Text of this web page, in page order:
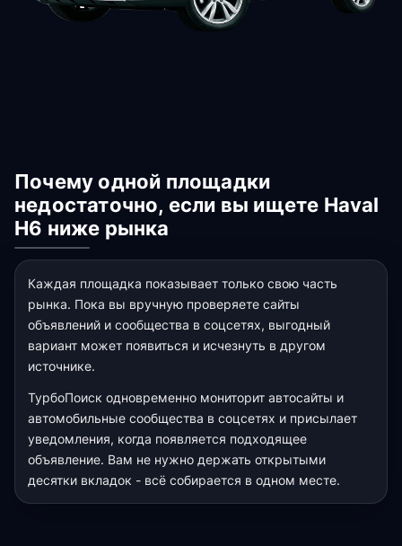
Почему одной площадки
недостаточно, если вы ищете Haval
H6 ниже рынка
Каждая площадка показывает только свою часть
рынка. Пока вы вручную проверяете сайты
объявлений и сообщества в соцсетях, выгодный
вариант может появиться и исчезнуть в другом
источнике.
ТурбоПоиск одновременно мониторит автосайты и
автомобильные сообщества в соцсетях и присылает
уведомления, когда появляется подходящее
объявление. Вам не нужно держать открытыми
десятки вкладок - всё собирается в одном месте.